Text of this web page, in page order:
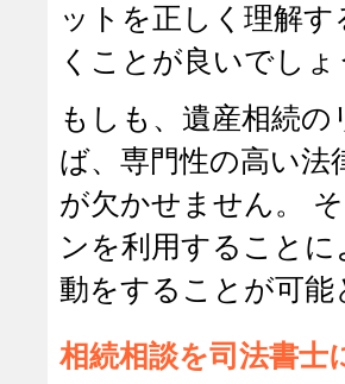
ットを正しく理解
くことが良いでしょ
もしも、遺産相続
ば、専門性の高い
が欠かせません。
ンを利用すること
動をすることが可能
相続相談を司法書士